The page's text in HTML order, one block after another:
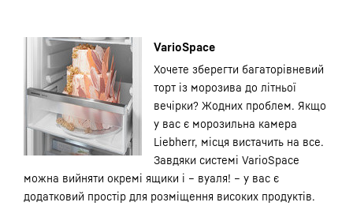
VarioSpace
Хочете зберегти багаторівневий
торт із морозива до літньої
вечірки? Жодних проблем. Якщо
у вас є морозильна камера
Liebherr, місця вистачить на все.
Завдяки системі VarioSpace
можна вийняти окремі ящики і – вуаля! – у вас є
додатковий простір для розміщення високих продуктів.